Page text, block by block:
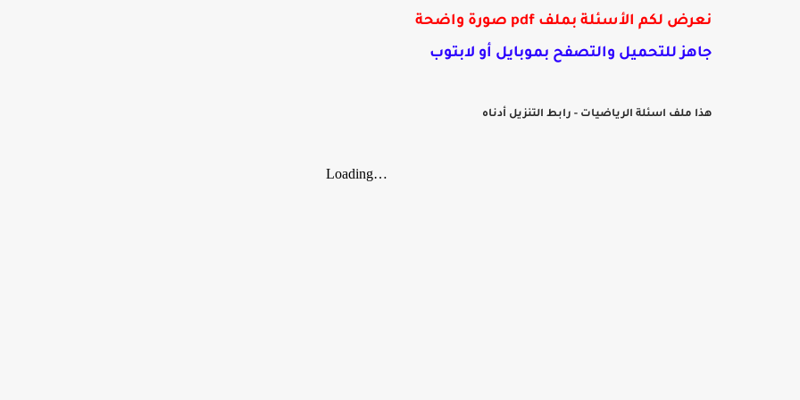
نعرض لكم الأسئلة بملف pdf
صورة واضحة
جاهز للتحميل والتصفح بموبايل أو لابتوب
هذا ملف اسئلة الرياضيات - رابط التنزيل أدناه